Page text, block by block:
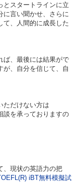
とスタートラインに立
に言い聞かせ、さらに
て、人間的に成長した
ば、最後には結果がで
が、自分を信じて、自
ただけない方は
談を承っておりますの
、現状の英語力の把
iBT無料模擬試